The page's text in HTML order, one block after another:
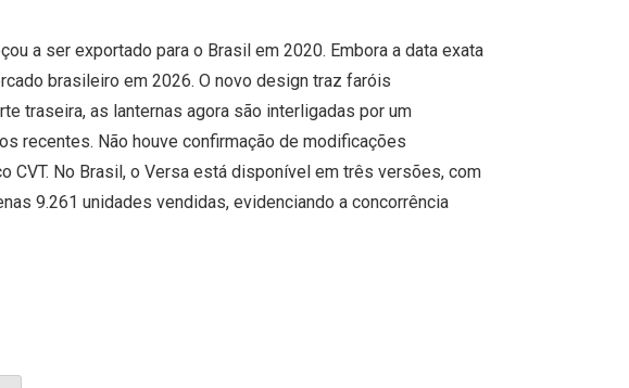
a ser exportado para o Brasil em 2020. Embora a data exata
brasileiro em 2026. O novo design traz faróis
traseira, as lanternas agora são interligadas por um
recentes. Não houve confirmação de modificações
CVT. No Brasil, o Versa está disponível em três versões, com
9.261 unidades vendidas, evidenciando a concorrência